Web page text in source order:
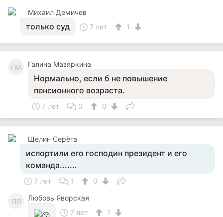
Михаил Демичев
только суд 7 лет 1
ГМ Галина Мазяркина
Нормально, если б не повышение
пенсионного возраста.
7 лет 0 0
Щелин Серёга
испортили его господин президент и его
команда.......
7 лет 1 0
ЛЯ
Любовь Яворская
7 лет
1